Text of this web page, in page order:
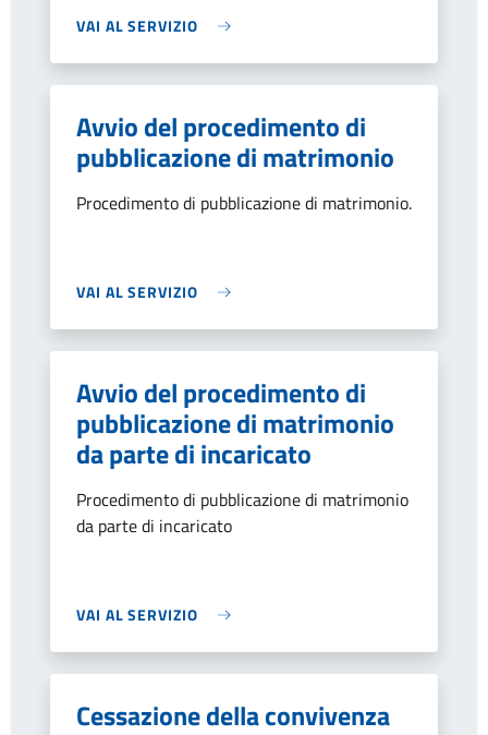
VAI AL SERVIZIO
Avvio del procedimento di
pubblicazione di matrimonio
Procedimento di pubblicazione di matrimonio.
VAI AL SERVIZIO
Avvio del procedimento di
pubblicazione di matrimonio
da parte di incaricato
Procedimento di pubblicazione di matrimonio
da parte di incaricato
VAI AL SERVIZIO
Cessazione della convivenza